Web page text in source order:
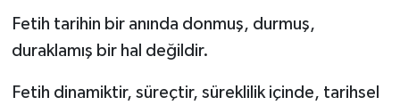
Fetih tarihin bir anında donmuş, durmuş,
duraklamış bir hal değildir.
Fetih dinamiktir, süreçtir, süreklilik içinde, tarihsel